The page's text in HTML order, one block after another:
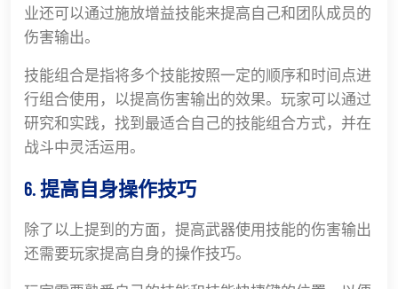
业还可以通过施放增益技能来提高自己和团队成员的
伤害输出。
技能组合是指将多个技能按照一定的顺序和时间点进
行组合使用，以提高伤害输出的效果。玩家可以通过
研究和实践，找到最适合自己的技能组合方式，并在
战斗中灵活运用。
6. 提高自身操作技巧
除了以上提到的方面，提高武器使用技能的伤害输出
还需要玩家提高自身的操作技巧。